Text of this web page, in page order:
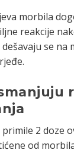
morbila
reakcije
se na
2 doze
od